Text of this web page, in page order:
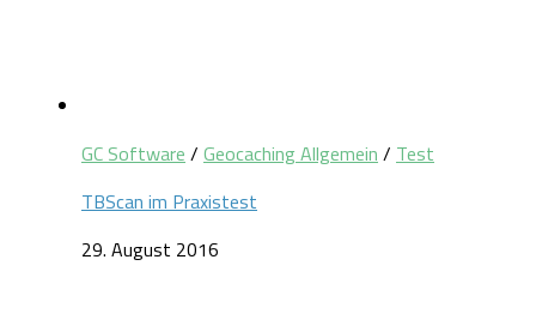
GC Software / Geocaching Allgemein / Test
TBScan im Praxistest
29. August 2016